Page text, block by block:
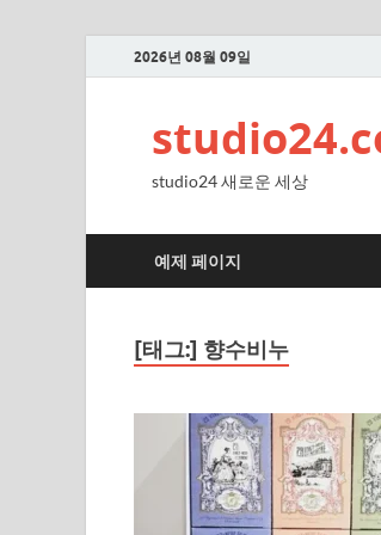
2026년 08월 09일
studio24 새로운 세상
예제 페이지
[태그:] 향수비누